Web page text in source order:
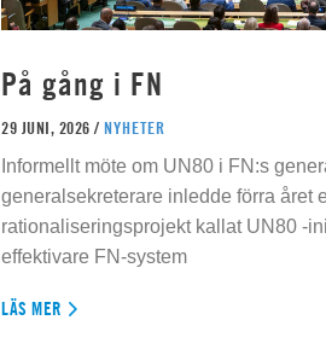
På gång i FN
29 JUNI, 2026 / NYHETER
Informellt möte om UN80 i FN:s
generalsekreterare inledde förra året
rationaliseringsprojekt kallat UN80 -
effektivare FN-system
LÄS MER